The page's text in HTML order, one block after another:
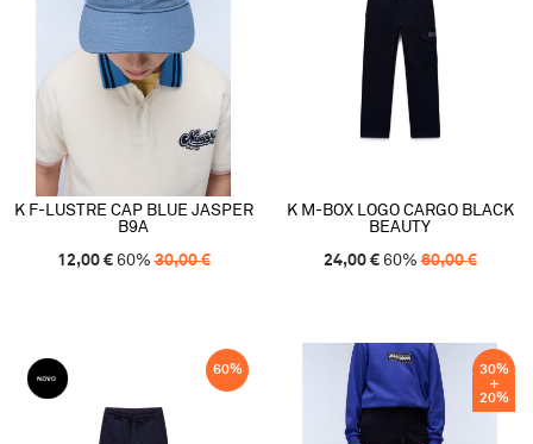
K F-LUSTRE CAP BLUE JASPER
B9A
12,00 € 60% 30,00€
K M-BOX LOGO CARGO BLACK
BEAUTY
24,00 € 60% 60,00€
60% 30%
20%